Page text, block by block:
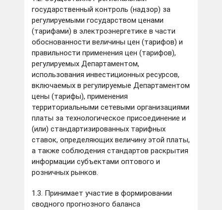
государственный контроль (надзор) за
регулируемыми государством ценами
(тарифами) в электроэнергетике в части
обоснованности величины цен (тарифов) и
правильности применения цен (тарифов),
регулируемых Департаментом,
использования инвестиционных ресурсов,
включаемых в регулируемые Департаментом
цены (тарифы), применения
территориальными сетевыми организациями
платы за технологическое присоединение и
(или) стандартизированных тарифных
ставок, определяющих величину этой платы,
а также соблюдения стандартов раскрытия
информации субъектами оптового и
розничных рынков.
1.3. Принимает участие в формировании
сводного прогнозного баланса